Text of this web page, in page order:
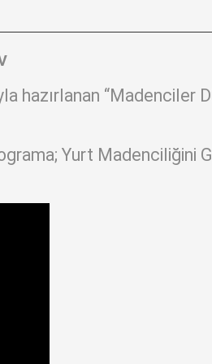
hazırlanan “Madenciler
Yurt Madenciliğini